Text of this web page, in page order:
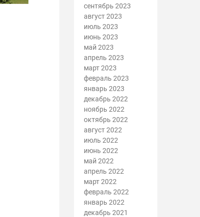
сентябрь 2023
август 2023
июль 2023
июнь 2023
май 2023
апрель 2023
март 2023
февраль 2023
январь 2023
декабрь 2022
ноябрь 2022
октябрь 2022
август 2022
июль 2022
июнь 2022
май 2022
апрель 2022
март 2022
февраль 2022
январь 2022
декабрь 2021